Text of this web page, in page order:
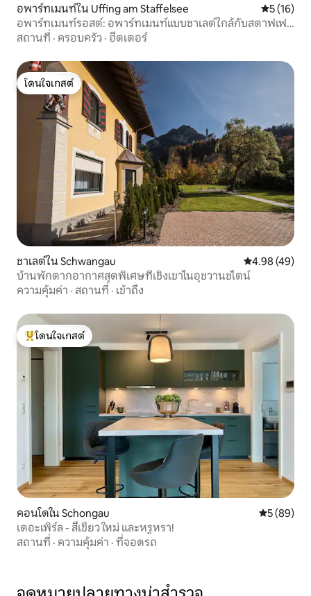
อพาร์ทเมนท์ใน Uffing am Staffelsee คะแนนเฉลี่
5 (16)
อพาร์ทเมนท์รอสต์: อพาร์ทเมนท์แบบชาเลต์ใกล้กับสตาฟเฟล
ซี
สถานที่ · ครอบครัว · ฮีตเตอร์
โดนใจเกสต์
โดนใจเกสต์
ชาเลต์ใน Schwangau คะแนนเฉลี่ย
4.98 (49)
บ้านพักตากอากาศสุดพิเศษที่เชิงเขาไนอุชวานชไตน์
ความคุ้มค่า · สถานที่ · เข้าถึง
โดนใจเกสต์ที่สุด
โดนใจเกสต์
คอนโดใน Schongau คะแนนเฉลี่
5 (89)
เดอะเพิร์ล - สีเขียว ใหม่ และหรูหรา!
สถานที่ · ความคุ้มค่า · ที่จอดรถ